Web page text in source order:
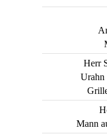
Herr
Urahn
Mann